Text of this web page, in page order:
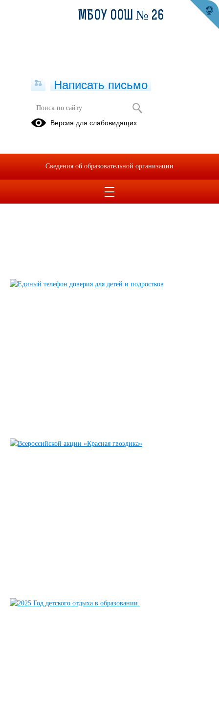
МБОУ ООШ № 26
Написать письмо
Версия для слабовидящих
Сведения об образовательной организации